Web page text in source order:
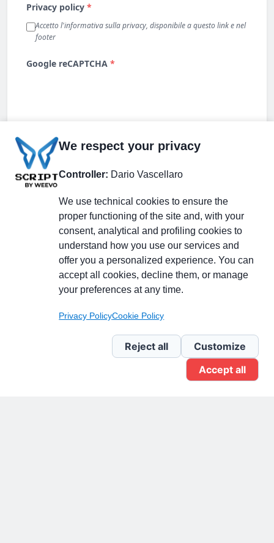
Partecipa alla discussione
Pagina Linkedin
Newsletter Linkedin
We respect your privacy
Controller: Dario Vascellaro
We use technical cookies to ensure the
proper functioning of the site and, with your
consent, analytical and profiling cookies to
understand how you use our services and
offer you a personalized experience. You can
accept all cookies, decline them, or manage
your preferences at any time.
Privacy PolicyCookie Policy
Reject all
Customize
Accept all